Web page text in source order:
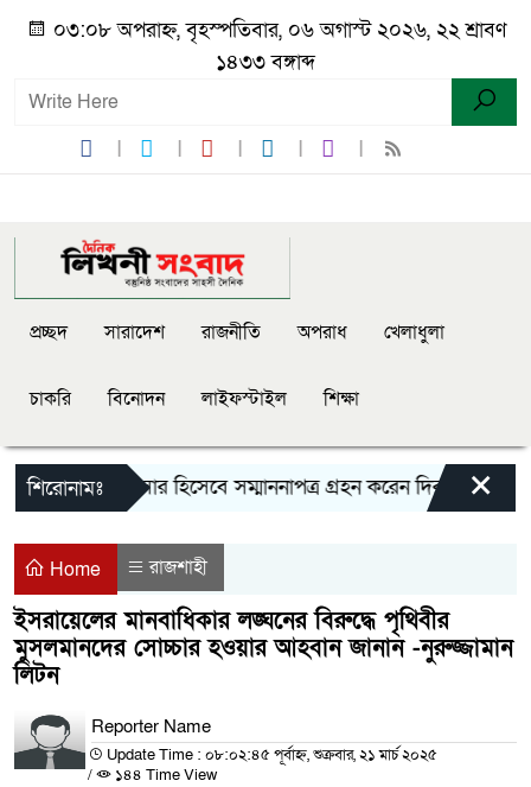
০৩:০৮ অপরাহ্ন, বৃহস্পতিবার, ০৬ অগাস্ট ২০২৬, ২২ শ্রাবণ
১৪৩৩ বঙ্গাব্দ
প্রচ্ছদ সারাদেশ রাজনীতি অপরাধ খেলাধুলা
চাকরি বিনোদন লাইফস্টাইল শিক্ষা
শিরোনামঃ
শ্রেষ্ট অফিসার হিসেবে সম্মাননাপত্র গ্রহন করেন দিরাই থানার
×
Home রাজশাহী
ইসরায়েলের মানবাধিকার লঙ্ঘনের বিরুদ্ধে পৃথিবীর
মুসলমানদের সোচ্চার হওয়ার আহবান জানান -নুরুজ্জামান
লিটন
Reporter Name
Update Time : ০৮:০২:৪৫ পূর্বাহ্ন, শুক্রবার, ২১ মার্চ ২০২৫
/
১৪৪ Time View